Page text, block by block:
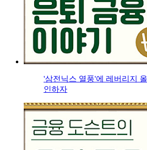
'삼전닉스 열풍'에 레버리지
인하자